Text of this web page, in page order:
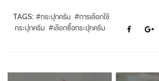
TAGS: #กระปุกครีม #การเลือกใช้
กระปุกครีม #เลือกซื้อกระปุกครีม